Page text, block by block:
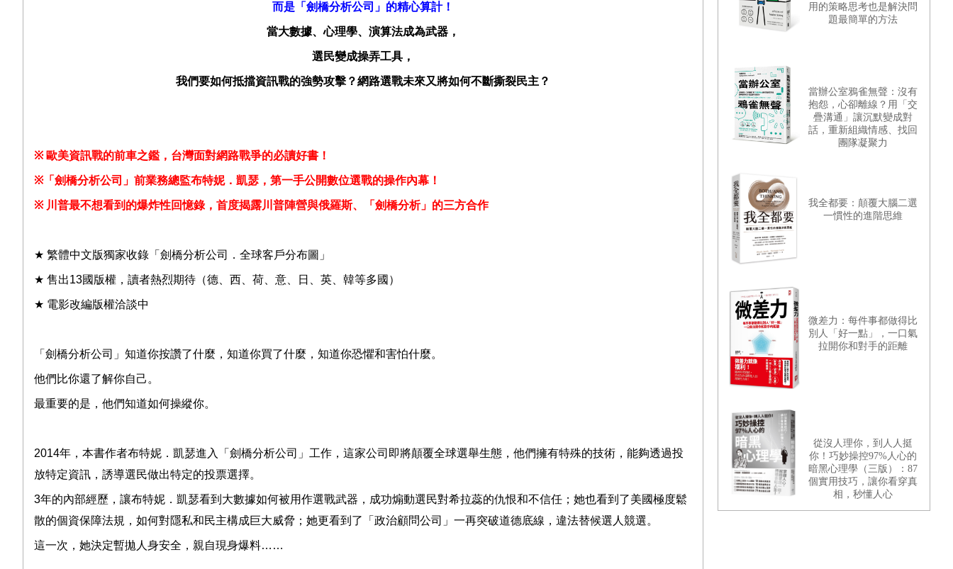
而是「劍橋分析公司」的精心算計！
當大數據、心理學、演算法成為武器，
選民變成操弄工具，
我們要如何抵擋資訊戰的強勢攻擊？網路選戰未來又將如何不斷撕裂民主？
※ 歐美資訊戰的前車之鑑，台灣面對網路戰爭的必讀好書！
※「劍橋分析公司」前業務總監布特妮．凱瑟，第一手公開數位選戰的操作內幕！
※ 川普最不想看到的爆炸性回憶錄，首度揭露川普陣營與俄羅斯、「劍橋分析」的三方合作
★ 繁體中文版獨家收錄「劍橋分析公司．全球客戶分布圖」
★ 售出13國版權，讀者熱烈期待（德、西、荷、意、日、英、韓等多國）
★ 電影改編版權洽談中
「劍橋分析公司」知道你按讚了什麼，知道你買了什麼，知道你恐懼和害怕什麼。
他們比你還了解你自己。
最重要的是，他們知道如何操縱你。
2014年，本書作者布特妮．凱瑟進入「劍橋分析公司」工作，這家公司即將顛覆全球選舉生態，他們擁有特殊的技術，能夠透過投
放特定資訊，誘導選民做出特定的投票選擇。
3年的內部經歷，讓布特妮．凱瑟看到大數據如何被用作選戰武器，成功煽動選民對希拉蕊的仇恨和不信任；她也看到了美國極度鬆
散的個資保障法規，如何對隱私和民主構成巨大威脅；她更看到了「政治顧問公司」一再突破道德底線，違法替候選人競選。
這一次，她決定暫拋人身安全，親自現身爆料……
用的策略思考也是解決問
題最簡單的方法
當辦公室鴉雀無聲：沒有
抱怨，心卻離線？用「交
疊溝通」讓沉默變成對
話，重新組織情感、找回
團隊凝聚力
我全都要：顛覆大腦二選
一慣性的進階思維
微差力：每件事都做得比
別人「好一點」，一口氣
拉開你和對手的距離
從沒人理你，到人人挺
你！巧妙操控97%人心的
暗黑心理學（三版）：87
個實用技巧，讓你看穿真
相，秒懂人心